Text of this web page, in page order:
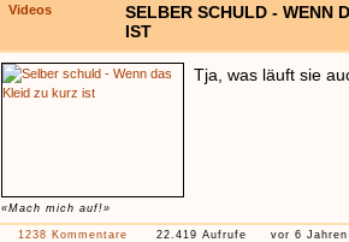
Videos
SELBER SCHULD - WENN
IST
«Mach mich auf!»
Tja, was läuft sie
1238 Kommentare 22.419 Aufrufe vor 6 Jahren